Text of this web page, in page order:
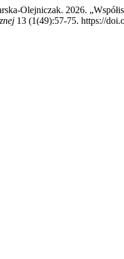
Olejniczak. 2026.
13 (1(49):57-75. https://